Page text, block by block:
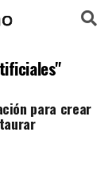
para crear